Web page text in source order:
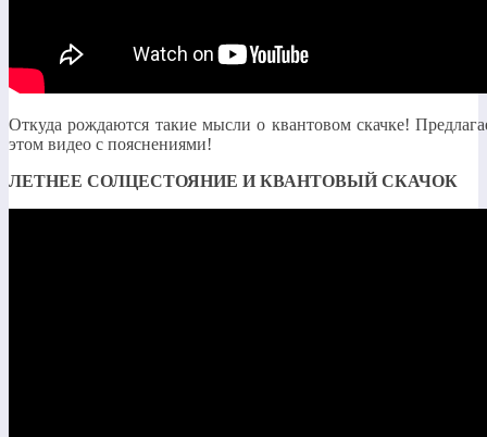
Откуда рождаются такие мысли о квантовом скачке!
этом видео с пояснениями!
ЛЕТНЕЕ СОЛЦЕСТОЯНИЕ И КВАНТОВЫЙ СКАЧОК